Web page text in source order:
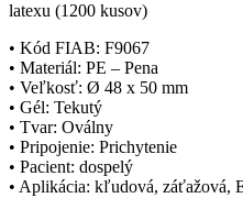
latexu (1200 kusov)
• Kód FIAB: F9067
• Materiál: PE – Pena
• Veľkosť: Ø 48 x 50 mm
• Gél: Tekutý
• Tvar: Oválny
• Pripojenie: Prichytenie
• Pacient: dospelý
• Aplikácia: kľudová, záťažová,